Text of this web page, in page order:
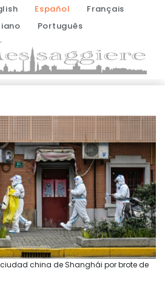
Español
Français
Português
china de Shanghái por brote de